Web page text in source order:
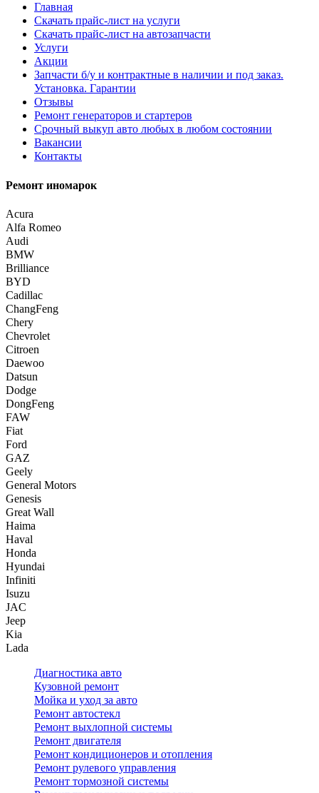
Главная
Скачать прайс-лист на услуги
Скачать прайс-лист на автозапчасти
Услуги
Акции
Запчасти б/у и контрактные в наличии и под заказ.
Установка. Гарантии
Отзывы
Ремонт генераторов и стартеров
Cрочный выкуп авто любых в любом состоянии
Вакансии
Контакты
Ремонт иномарок
Acura
Alfa Romeo
Audi
BMW
Brilliance
BYD
Cadillac
ChangFeng
Chery
Chevrolet
Citroen
Daewoo
Datsun
Dodge
DongFeng
FAW
Fiat
Ford
GAZ
Geely
General Motors
Genesis
Great Wall
Haima
Haval
Honda
Hyundai
Infiniti
Isuzu
JAC
Jeep
Kia
Lada
Диагностика авто
Кузовной ремонт
Мойка и уход за авто
Ремонт автостекл
Ремонт выхлопной системы
Ремонт двигателя
Ремонт кондиционеров и отопления
Ремонт рулевого управления
Ремонт тормозной системы